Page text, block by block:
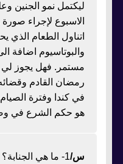
ليكتمل نمو الجنين
الاسبوع لإجراء
اتناول الطعام الذي
والبوتاسيوم اضافة
مستمر. فهل يجوز
رمضان القادم
هو حكم الشرع في
س/1- ما هي الجنابة؟